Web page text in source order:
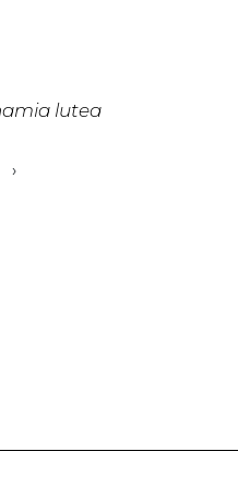
lutea
›